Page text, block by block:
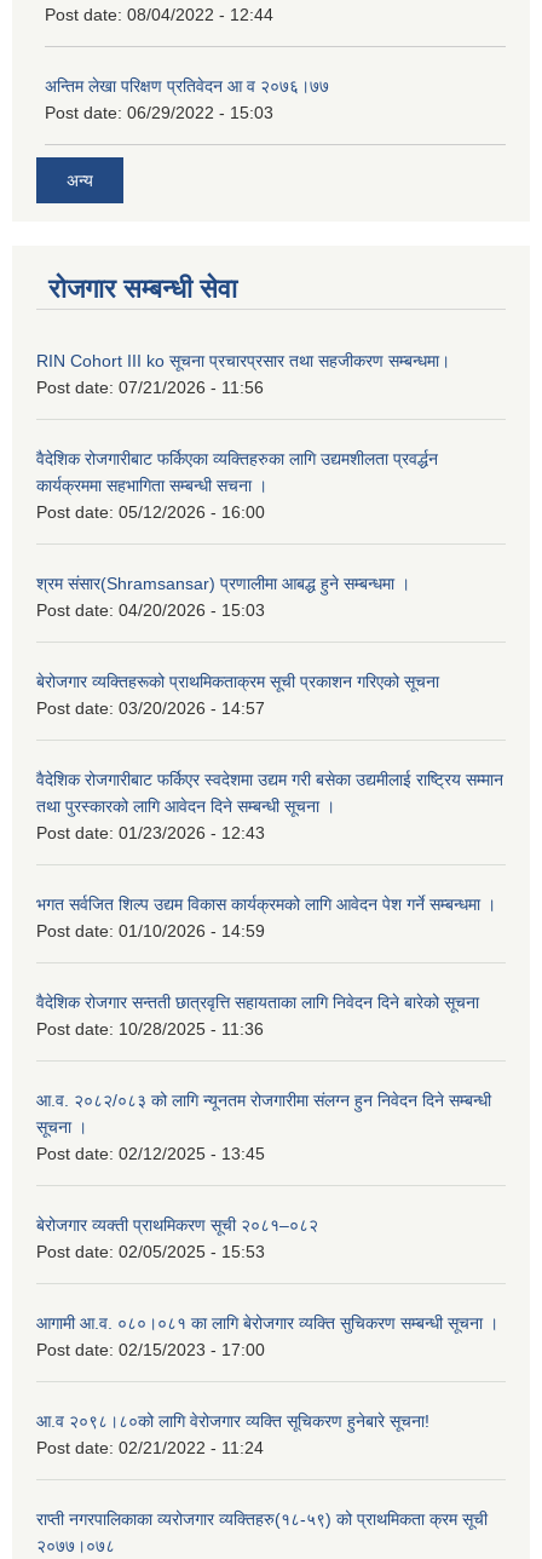
Post date: 08/04/2022 - 12:44
अन्तिम लेखा परिक्षण प्रतिवेदन आ व २०७६।७७
Post date: 06/29/2022 - 15:03
अन्य
रोजगार सम्बन्धी सेवा
RIN Cohort III ko सूचना प्रचारप्रसार तथा सहजीकरण सम्बन्धमा।
Post date: 07/21/2026 - 11:56
वैदेशिक रोजगारीबाट फर्किएका व्यक्तिहरुका लागि उद्यमशीलता प्रवर्द्धन
कार्यक्रममा सहभागिता सम्बन्धी सचना ।
Post date: 05/12/2026 - 16:00
श्रम संसार(Shramsansar) प्रणालीमा आबद्ध हुने सम्बन्धमा ।
Post date: 04/20/2026 - 15:03
बेरोजगार व्यक्तिहरूको प्राथमिकताक्रम सूची प्रकाशन गरिएको सूचना
Post date: 03/20/2026 - 14:57
वैदेशिक रोजगारीबाट फर्किएर स्वदेशमा उद्यम गरी बसेका उद्यमीलाई राष्ट्रिय सम्मान
तथा पुरस्कारको लागि आवेदन दिने सम्बन्धी सूचना ।
Post date: 01/23/2026 - 12:43
भगत सर्वजित शिल्प उद्यम विकास कार्यक्रमको लागि आवेदन पेश गर्ने सम्बन्धमा ।
Post date: 01/10/2026 - 14:59
वैदेशिक रोजगार सन्तती छात्रवृत्ति सहायताका लागि निवेदन दिने बारेको सूचना
Post date: 10/28/2025 - 11:36
आ.व. २०८२/०८३ को लागि न्यूनतम रोजगारीमा संलग्न हुन निवेदन दिने सम्बन्धी
सूचना ।
Post date: 02/12/2025 - 13:45
बेरोजगार व्यक्ती प्राथमिकरण सूची २०८१–०८२
Post date: 02/05/2025 - 15:53
आगामी आ.व. ०८०।०८१ का लागि बेरोजगार व्यक्ति सुचिकरण सम्बन्धी सूचना ।
Post date: 02/15/2023 - 17:00
आ.व २०९८।८०को लागि वेरोजगार व्यक्ति सूचिकरण हुनेबारे सूचना!
Post date: 02/21/2022 - 11:24
राप्ती नगरपालिकाका व्यरोजगार व्यक्तिहरु(१८-५९) को प्राथमिकता क्रम सूची
२०७७।०७८